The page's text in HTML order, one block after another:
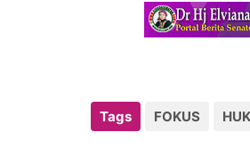
Tags FOKUS